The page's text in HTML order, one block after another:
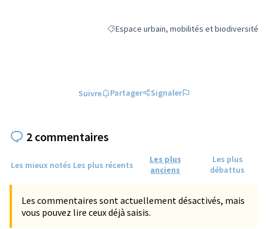
Filtrer les résultats de la catégorie :
Espace urbain, mobilités et biodiversité
Suivre Partager Signaler
2 commentaires
Les mieux notés Les plus récents
Les plus
anciens
Les plus
débattus
Les commentaires sont actuellement désactivés, mais
vous pouvez lire ceux déjà saisis.